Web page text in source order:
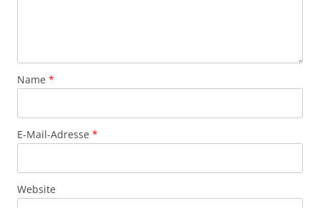
Name *
E-Mail-Adresse *
Website